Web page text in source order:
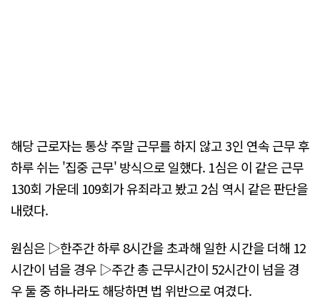
해당 근로자는 통상 주말 근무를 하지 않고 3인 연속 근무 후
하루 쉬는 '집중 근무' 방식으로 일했다. 1심은 이 같은 근무
130회 가운데 109회가 유죄라고 봤고 2심 역시 같은 판단을
내렸다.
원심은 ▷한주간 하루 8시간을 초과해 일한 시간을 더해 12
시간이 넘을 경우 ▷주간 총 근무시간이 52시간이 넘을 경
우 둘 중 하나라도 해당하면 법 위반으로 여겼다.